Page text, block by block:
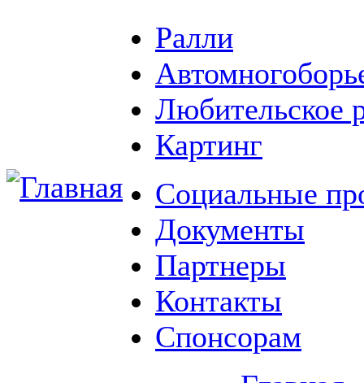
Ралли
Любительское
Картинг
Социальные
Документы
Партнеры
Контакты
Спонсорам